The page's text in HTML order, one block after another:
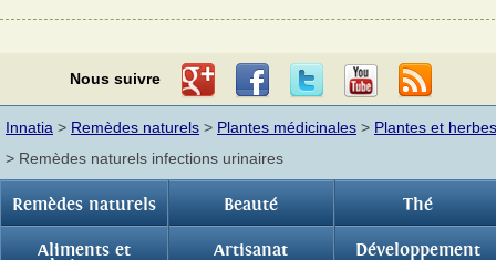
Nous suivre
Innatia > Remèdes naturels > Plantes médicinales > Plantes et herbes
> Remèdes naturels infections urinaires
Remèdes naturels Beauté Thé
Aliments et Artisanat Développement